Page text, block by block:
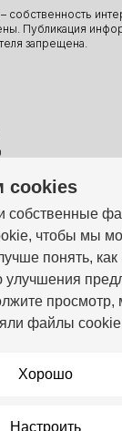
cookies
собственные
чтобы мы
понять,
улучшения
файлы
Хорошо
Настроить
собственность
Публикация
запрещена.
Пн–Пт: 10:00